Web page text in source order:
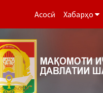
Асосӣ Хабарҳо